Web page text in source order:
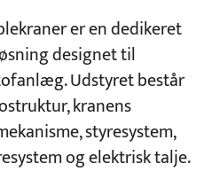
er en dedikeret
designet til
Udstyret består
kranens
styresystem,
og elektrisk talje.